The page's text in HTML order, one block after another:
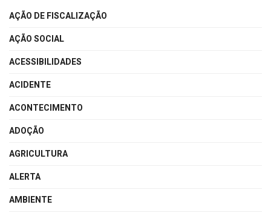
AÇÃO DE FISCALIZAÇÃO
AÇÃO SOCIAL
ACESSIBILIDADES
ACIDENTE
ACONTECIMENTO
ADOÇÃO
AGRICULTURA
ALERTA
AMBIENTE